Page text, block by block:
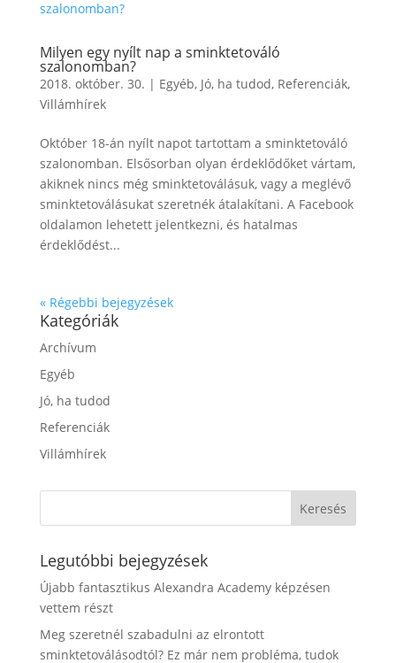
Milyen egy nyílt nap a sminktetováló
szalonomban?
2018. október. 30. | Egyéb, Jó, ha tudod, Referenciák,
Villámhírek
Október 18-án nyílt napot tartottam a sminktetováló
szalonomban. Elsősorban olyan érdeklődőket vártam,
akiknek nincs még sminktetoválásuk, vagy a meglévő
sminktetoválásukat szeretnék átalakítani. A Facebook
oldalamon lehetett jelentkezni, és hatalmas
érdeklődést...
« Régebbi bejegyzések
Kategóriák
Archívum
Egyéb
Jó, ha tudod
Referenciák
Villámhírek
Legutóbbi bejegyzések
Újabb fantasztikus Alexandra Academy képzésen
vettem részt
Meg szeretnél szabadulni az elrontott
sminktetoválásodtól? Ez már nem probléma, tudok